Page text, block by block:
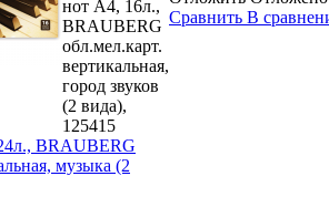
нот А4, 16л.,
BRAUBERG
обл.мел.карт.
вертикальная,
город звуков
(2 вида),
125415
Сравнить В
BRAUBERG
музыка (2